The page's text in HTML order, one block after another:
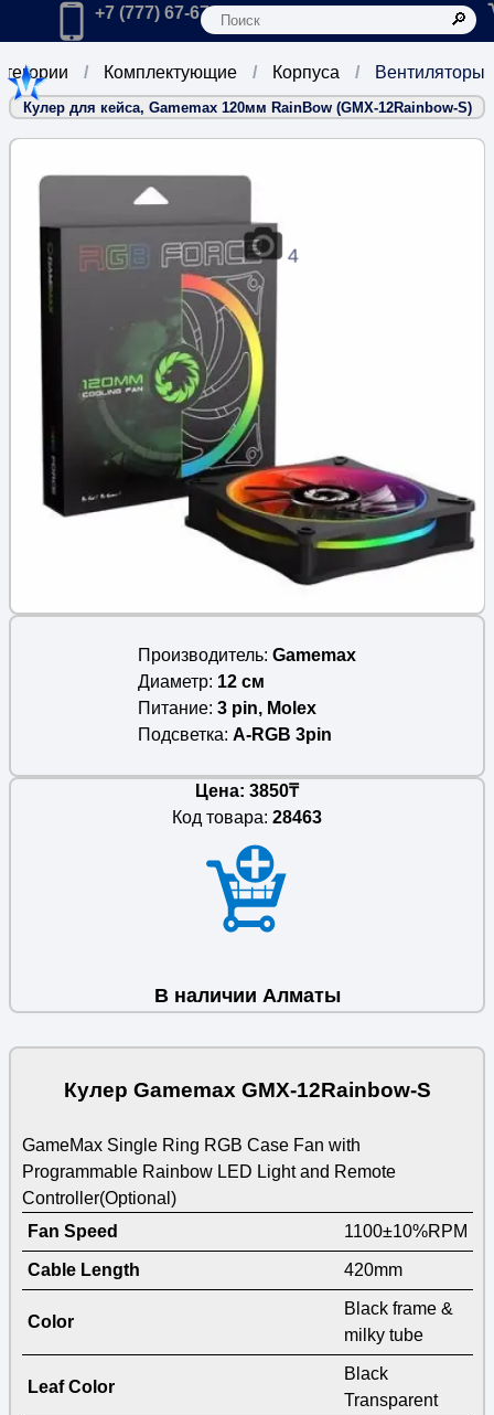
Главная
Позвонить в компанию по телефону:
+7 (777) 67-67-666
Вентиляторы
Корпуса
Комплектующие
Кулер для кейса, Gamemax 120мм RainBow (GMX-12Rainbow-S)
Производитель Gamemax
Диаметр 12 см
Питание 3 pin, Molex
Подсветка A-RGB 3pin
Цена: 3850₸
Код товара: 28463
В наличии Алматы
Кулер Gamemax GMX-12Rainbow-S
GameMax Single Ring RGB Case Fan with
Programmable Rainbow LED Light and Remote
Controller(Optional)
Fan Speed
1100±10%RPM
Cable Length 420mm
Color
Black frame &
milky tube
Leaf Color
Black
Transparent